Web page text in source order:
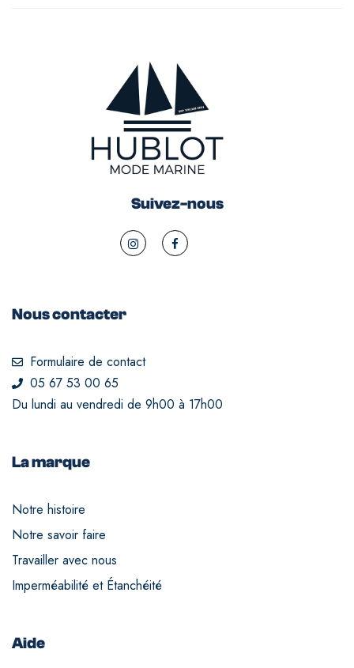
Suivez-nous
Nous contacter
Formulaire de contact
05 67 53 00 65
Du lundi au vendredi de 9h00 à 17h00
La marque
Notre histoire
Notre savoir faire
Travailler avec nous
Imperméabilité et Étanchéité
Aide